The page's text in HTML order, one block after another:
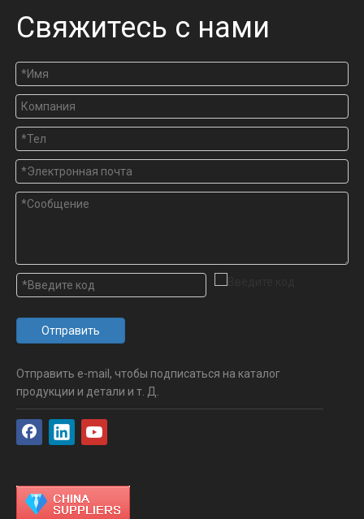
Свяжитесь с нами
Отправить
Отправить e-mail, чтобы подписаться на каталог
продукции и детали и т. Д.